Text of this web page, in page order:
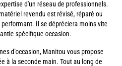
d'un réseau de professionnels.
revendu est révisé, réparé ou
Il se dépréciera moins vite
spécifique occasion.
d'occasion, Manitou vous propose
à la seconde main. Tout au long de